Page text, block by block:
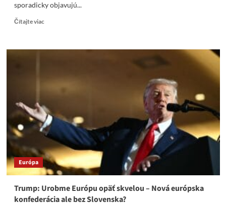
sporadicky objavujú...
Čítajte viacRead
M.
Je
to
dobrý
nápad?
Európa
Trump: Urobme Európu opäť skvelou – Nová európska
konfederácia ale bez Slovenska?